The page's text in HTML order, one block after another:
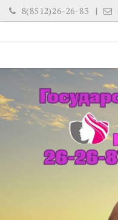
Skip
to
8(8512)26-26-83